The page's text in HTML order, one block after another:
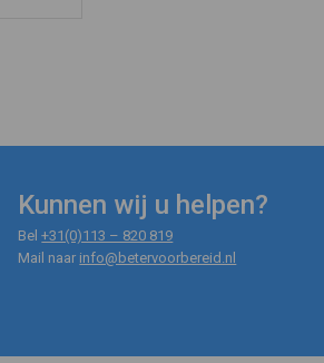
Kunnen wij u helpen?
Bel+31(0)113 – 820 819
Mail naar info@betervoorbereid.nl